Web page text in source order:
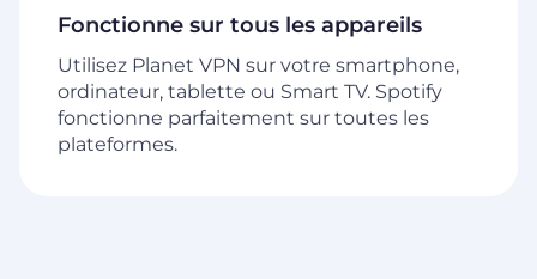
Fonctionne sur tous les appareils
Utilisez Planet VPN sur votre smartphone,
ordinateur, tablette ou Smart TV. Spotify
fonctionne parfaitement sur toutes les
plateformes.